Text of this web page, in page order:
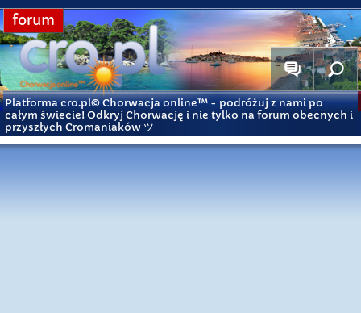
forum
Platforma cro.pl© Chorwacja online™ - podróżuj z nami po
całym świecie! Odkryj Chorwację i nie tylko na forum obecnych i
przyszłych Cromaniaków ツ